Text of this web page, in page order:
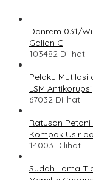
Danrem 031/
Galian C
103482 Dilihat
Pelaku
LSM Antikorupsi
67032 Dilihat
Ratusan
Kompak Usir
14003 Dilihat
Sudah Lama